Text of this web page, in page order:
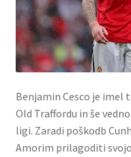
Benjamin Cesco je imel
Old Traffordu in še
ligi. Zaradi poškodb
Amorim prilagoditi